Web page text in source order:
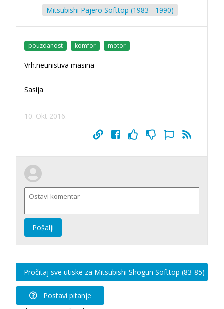
Mitsubishi Pajero Softtop (1983 - 1990)
pouzdanost komfor motor
Vrh.neunistiva masina
Sasija
10. Okt 2016.
Pošalji
Pročitaj sve utiske za Mitsubishi Shogun Softtop (83-85)
Postavi pitanje